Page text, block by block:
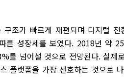
조가 빠르게 재편되며 디지털
른 성장세를 보였다. 2018년 약
를 넘어설 것으로 전망된다. 실제
플랫폼을 가장 선호하는 것으로